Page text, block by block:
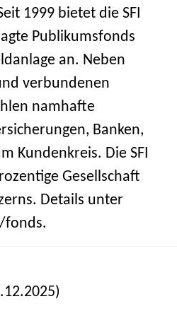
1999 bietet die SFI
Publikumsfonds
an. Neben
verbundenen
namhafte
Banken,
Kundenkreis. Die SFI
Gesellschaft
Details unter
fonds.